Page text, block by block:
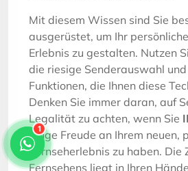
Mit diesem Wissen sind Sie
ausgerüstet, um Ihr
Erlebnis zu gestalten. Nutzen
die riesige Senderauswahl
Funktionen, die Ihnen diese
Denken Sie immer daran, auf
Legalität zu achten, wenn Sie
lange Freude an Ihrem neuen,
Fernseherlebnis zu haben. Die
Fernsehens liegt in Ihren
1